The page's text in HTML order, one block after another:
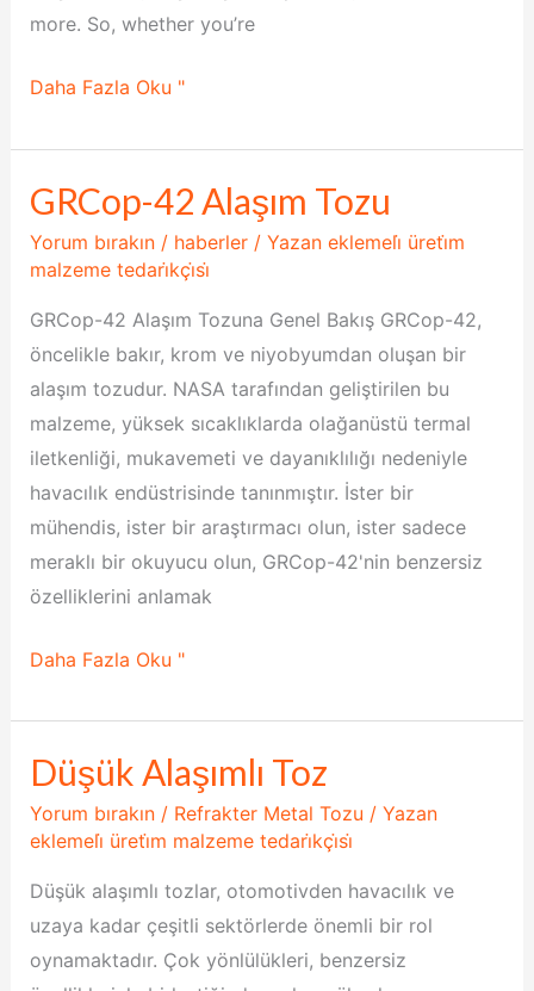
more. So, whether you’re
Daha Fazla Oku "
GRCop-42 Alaşım Tozu
Yorum bırakın / haberler/ Yazan eklemeli̇ üreti̇m
malzeme tedari̇kçi̇si̇
GRCop-42 Alaşım Tozuna Genel Bakış GRCop-42,
öncelikle bakır, krom ve niyobyumdan oluşan bir
alaşım tozudur. NASA tarafından geliştirilen bu
malzeme, yüksek sıcaklıklarda olağanüstü termal
iletkenliği, mukavemeti ve dayanıklılığı nedeniyle
havacılık endüstrisinde tanınmıştır. İster bir
mühendis, ister bir araştırmacı olun, ister sadece
meraklı bir okuyucu olun, GRCop-42'nin benzersiz
özelliklerini anlamak
GRCop-
Alaşım
Daha Fazla Oku "
Düşük Alaşımlı Toz
Yorum bırakın / Refrakter Metal Tozu / Yazan
eklemeli̇ üreti̇m malzeme tedari̇kçi̇si̇
Düşük alaşımlı tozlar, otomotivden havacılık ve
uzaya kadar çeşitli sektörlerde önemli bir rol
oynamaktadır. Çok yönlülükleri, benzersiz
Düşük
Alaşımlı
Toz